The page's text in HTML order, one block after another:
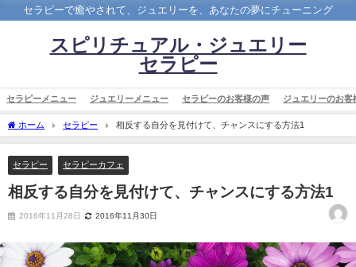
セラピーで癒やされて、ジュエリーを、あなたの夢にチューニング
スピリチュアル・ジュエリー
セラピー
セラピーメニュー ジュエリーメニュー セラピーのお客様の声 ジュエリーのお客
ホーム セラピー 相反する自分を見付けて、チャンスにする方法1
セラピー セラピーカフェ
相反する自分を見付けて、チャンスにする方法1
2016年11月28日 2016年11月30日